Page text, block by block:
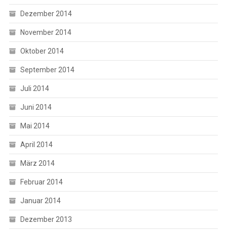
Dezember 2014
November 2014
Oktober 2014
September 2014
Juli 2014
Juni 2014
Mai 2014
April 2014
März 2014
Februar 2014
Januar 2014
Dezember 2013